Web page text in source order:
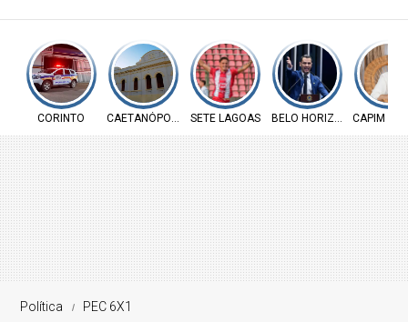
CORINTO CAETANÓPOLIS SETE LAGOAS BELO HORIZONTECAPIM
Política PEC 6X1